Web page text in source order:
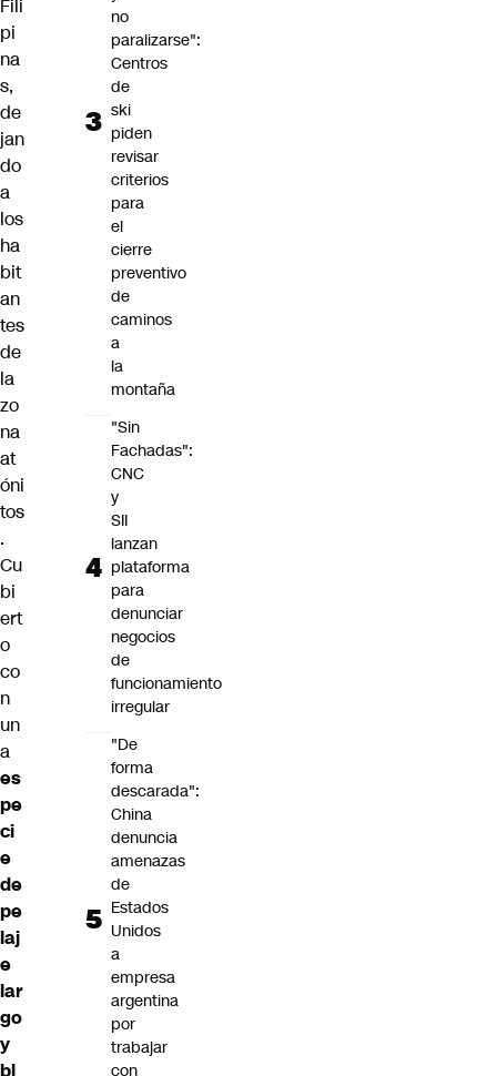
Fili
pi
na
s,
de
jan
do
a
los
ha
bit
an
tes
de
la
zo
na
at
óni
tos
.
Cu
bi
ert
o
co
n
un
a
es
pe
ci
e
de
pe
laj
e
lar
go
y
bl
no
paralizarse":
Centros
de
ski
piden
revisar
criterios
para
el
cierre
preventivo
de
caminos
a
la
montaña
"Sin
Fachadas":
CNC
y
SII
lanzan
plataforma
para
denunciar
negocios
de
funcionamiento
irregular
"De
forma
descarada":
China
denuncia
amenazas
de
Estados
Unidos
a
empresa
argentina
por
trabajar
con